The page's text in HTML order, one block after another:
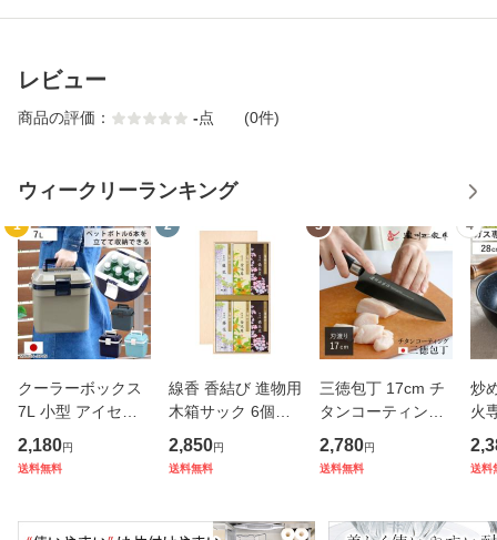
レビュー
商品の評価： -点 (0件)
ウィークリーランキング
1
クーラーボックス
7L 小型 アイセル1
0 ハードタイプ （
保冷 クーラーBOX
ックス 7リットル
2,180円
送料無料
2
線香 香結び 進物用
木箱サック 6個入
り ギフト （ お線
香 微煙 仏壇 お墓
プレゼント 贈り物
2,850円
送料無料
3
三徳包丁 17cm チ
タンコーティング
濃州正宗 日本製 （
包丁 万能包丁 料理
5ミリ チタン 錆び
2,780円
送料無料
4
炒
火
モ
ル
ン
送料